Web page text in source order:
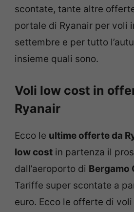
scontate, tante altre
portale di Ryanair per voli
settembre e per tutto
insieme quali sono.
Voli low cost in
Ryanair
Ecco le ultime offerte da
low cost in partenza il
dall’aeroporto di Bergamo
Tariffe super scontate a
euro. Ecco le offerte di